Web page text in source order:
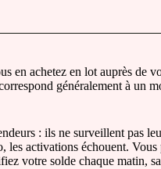
en achetez en lot auprès de
généralement à un
: ils ne surveillent pas
les activations échouent.
votre solde chaque matin,